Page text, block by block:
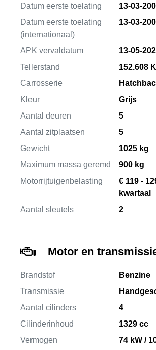
Datum eerste toelating
13-03-
Datum eerste toelating
(internationaal)
13-03-
APK vervaldatum
13-05-
Tellerstand
152.608
Carrosserie
Kleur
Grijs
Aantal deuren
5
Aantal zitplaatsen
5
Gewicht
1025 kg
Maximum massa geremd
900 kg
Motorrijtuigenbelasting
€ 119 -
kwartaal
Aantal sleutels
2
Motor en
Brandstof
Benzine
Transmissie
Aantal cilinders
4
Cilinderinhoud
1329 cc
Vermogen
74 kW /